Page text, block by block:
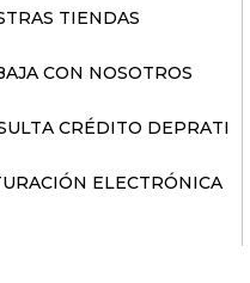
TIENDAS
CON NOSOTROS
CRÉDITO DEPRATI
ELECTRÓNICA